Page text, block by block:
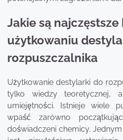
Jakie są najczęstsze
użytkowaniu
rozpuszczalnika
Użytkowanie destylarki do
tylko wiedzy teoretycznej,
umiejętności. Istnieje wiele
wpaść zarówno
doświadczeni chemicy.